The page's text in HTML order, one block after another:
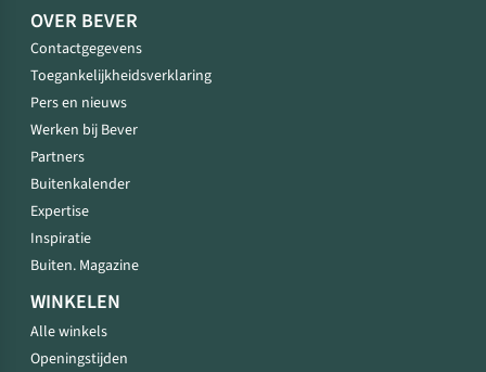
OVER BEVER
Contactgegevens
Toegankelijkheidsverklaring
Pers en nieuws
Werken bij Bever
Partners
Buitenkalender
Expertise
Inspiratie
Buiten. Magazine
WINKELEN
Alle winkels
Openingstijden